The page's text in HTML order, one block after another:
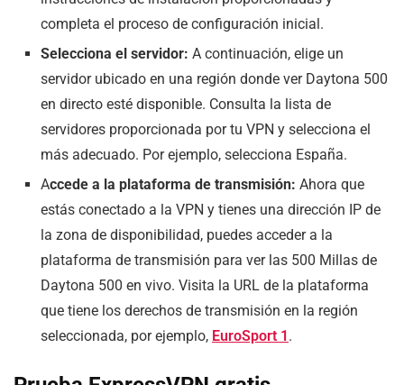
completa el proceso de configuración inicial.
Selecciona el servidor: A continuación, elige un
servidor ubicado en una región donde ver Daytona 500
en directo esté disponible. Consulta la lista de
servidores proporcionada por tu VPN y selecciona el
más adecuado. Por ejemplo, selecciona España.
Accede a la plataforma de transmisión: Ahora que
estás conectado a la VPN y tienes una dirección IP de
la zona de disponibilidad, puedes acceder a la
plataforma de transmisión para ver las 500 Millas de
Daytona 500 en vivo. Visita la URL de la plataforma
que tiene los derechos de transmisión en la región
seleccionada, por ejemplo, EuroSport 1 .